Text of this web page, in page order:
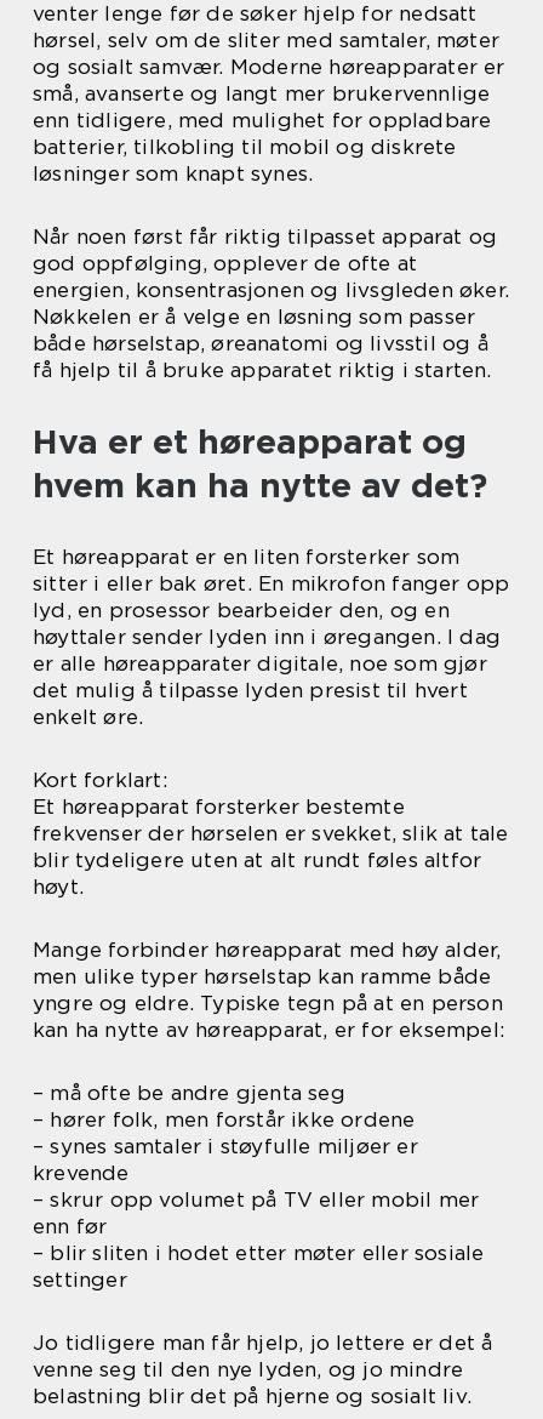
venter lenge før de søker hjelp for nedsatt
hørsel, selv om de sliter med samtaler, møter
og sosialt samvær. Moderne høreapparater er
små, avanserte og langt mer brukervennlige
enn tidligere, med mulighet for oppladbare
batterier, tilkobling til mobil og diskrete
løsninger som knapt synes.
Når noen først får riktig tilpasset apparat og
god oppfølging, opplever de ofte at
energien, konsentrasjonen og livsgleden øker.
Nøkkelen er å velge en løsning som passer
både hørselstap, øreanatomi og livsstil og å
få hjelp til å bruke apparatet riktig i starten.
Hva er et høreapparat og
hvem kan ha nytte av det?
Et høreapparat er en liten forsterker som
sitter i eller bak øret. En mikrofon fanger opp
lyd, en prosessor bearbeider den, og en
høyttaler sender lyden inn i øregangen. I dag
er alle høreapparater digitale, noe som gjør
det mulig å tilpasse lyden presist til hvert
enkelt øre.
Kort forklart:
Et høreapparat forsterker bestemte
frekvenser der hørselen er svekket, slik at tale
blir tydeligere uten at alt rundt føles altfor
høyt.
Mange forbinder høreapparat med høy alder,
men ulike typer hørselstap kan ramme både
yngre og eldre. Typiske tegn på at en person
kan ha nytte av høreapparat, er for eksempel:
– må ofte be andre gjenta seg
– hører folk, men forstår ikke ordene
– synes samtaler i støyfulle miljøer er
krevende
– skrur opp volumet på TV eller mobil mer
enn før
– blir sliten i hodet etter møter eller sosiale
settinger
Jo tidligere man får hjelp, jo lettere er det å
venne seg til den nye lyden, og jo mindre
belastning blir det på hjerne og sosialt liv.